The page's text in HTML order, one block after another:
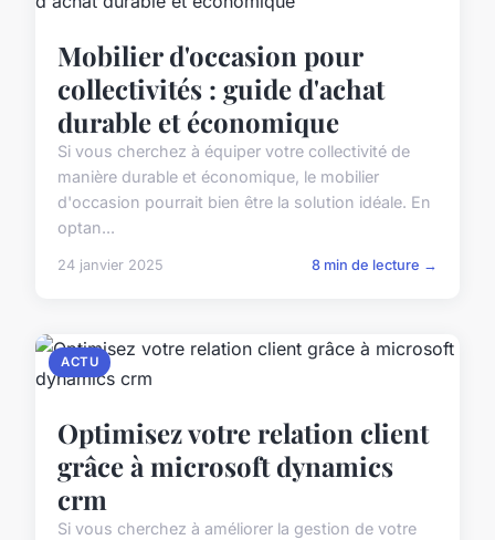
Mobilier d'occasion pour
collectivités : guide d'achat
durable et économique
Si vous cherchez à équiper votre collectivité de
manière durable et économique, le mobilier
d'occasion pourrait bien être la solution idéale. En
optan...
24 janvier 2025 8 min de lecture →
ACTU
Optimisez votre relation client
grâce à microsoft dynamics
crm
Si vous cherchez à améliorer la gestion de votre